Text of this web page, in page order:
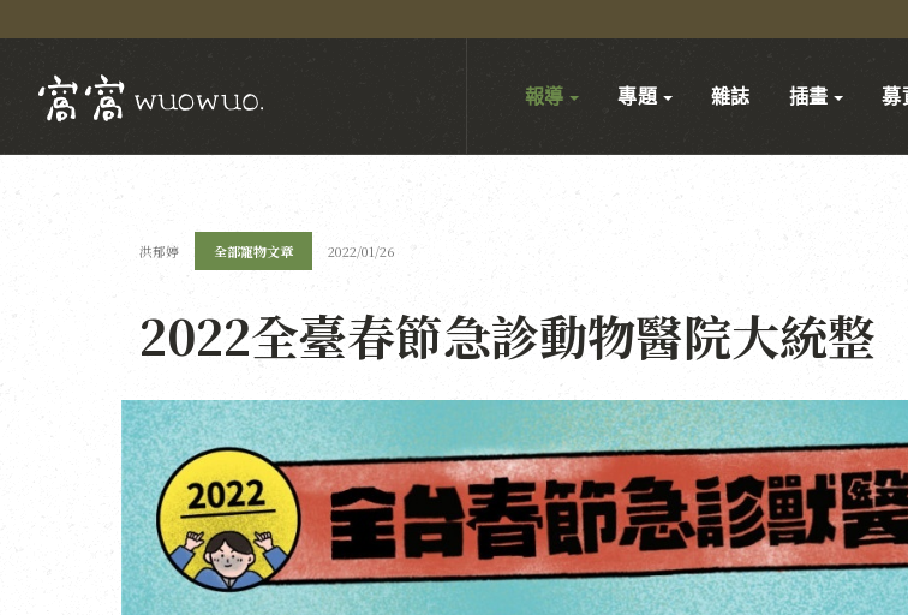
報導 專題 雜誌 插畫 募
洪郁婷 全部寵物文章 2022/01/26
2022全臺春節急診動物醫院大統整